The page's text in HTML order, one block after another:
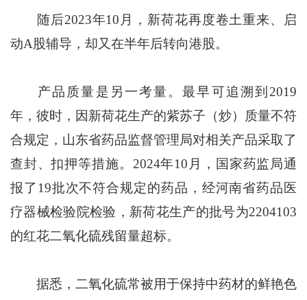
随后2023年10月，新荷花再度卷土重来、启
动A股辅导，却又在半年后转向港股。
产品质量是另一考量。最早可追溯到2019
年，彼时，因新荷花生产的紫苏子（炒）质量不符
合规定，山东省药品监督管理局对相关产品采取了
查封、扣押等措施。2024年10月，国家药监局通
报了19批次不符合规定的药品，经河南省药品医
疗器械检验院检验，新荷花生产的批号为2204103
的红花二氧化硫残留量超标。
据悉，二氧化硫常被用于保持中药材的鲜艳色